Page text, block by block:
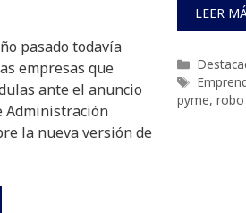
pasado todavía
empresas que
ante el anuncio
Administración
la nueva versión de
LEER
pyme,